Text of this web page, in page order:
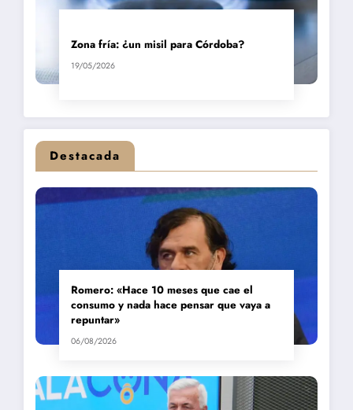
Zona fría: ¿un misil para Córdoba?
19/05/2026
Destacada
Romero: «Hace 10 meses que cae el
consumo y nada hace pensar que vaya a
repuntar»
06/08/2026